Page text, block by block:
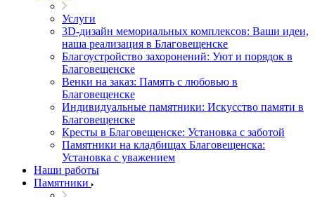
Услуги
3D-дизайн мемориальных комплексов: Ваши идеи,
наша реализация в Благовещенске
Благоустройство захоронений: Уют и порядок в
Благовещенске
Венки на заказ: Память с любовью в
Благовещенске
Индивидуальные памятники: Искусство памяти в
Благовещенске
Кресты в Благовещенске: Установка с заботой
Памятники на кладбищах Благовещенска:
Установка с уважением
Наши работы
Памятники